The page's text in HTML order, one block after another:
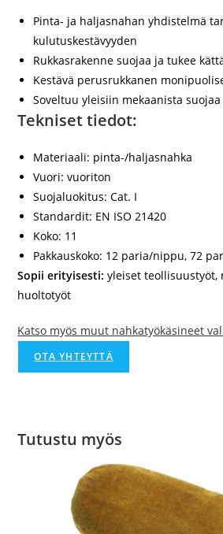
Pinta- ja haljasnahan yhdistelmä
kulutuskestävyyden
Rukkasrakenne suojaa ja tukee
Kestävä perusrukkanen
Soveltuu yleisiin mekaanista
Tekniset tiedot:
Materiaali: pinta-/haljasnahka
Vuori: vuoriton
Suojaluokitus: Cat. I
Standardit: EN ISO 21420
Koko: 11
Pakkauskoko: 12 paria/nippu, 72
Sopii erityisesti: yleiset teollisuustyöt,
huoltotyöt
Katso myös muut nahkatyökäsineet
OTA YHTEYTTÄ
Tutustu myös